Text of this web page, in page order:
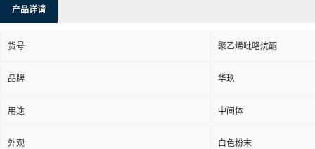
产品详请
货号 聚乙烯吡咯烷酮
品牌 华玖
用途 中间体
外观 白色粉末